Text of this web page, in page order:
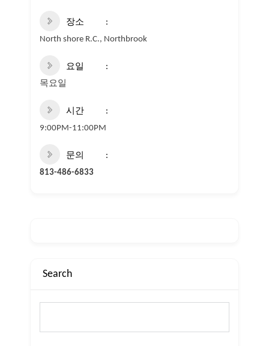
장소
North shore R.C., Northbrook
요일
목요일
시간
9:00PM-11:00PM
문의
813-486-6833
Search